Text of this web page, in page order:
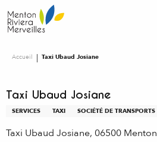
au
contenu
Accueil Taxi Ubaud Josiane
Taxi Ubaud Josiane
SERVICES TAXI SOCIÉTÉ DE TRANSPORTS
Taxi Ubaud Josiane, 06500 Menton